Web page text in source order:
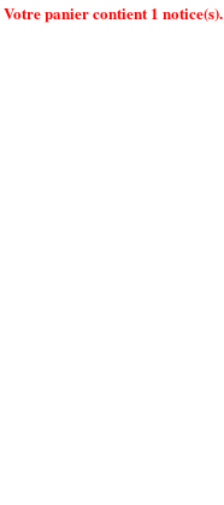
Votre panier contient 1 notice(s).